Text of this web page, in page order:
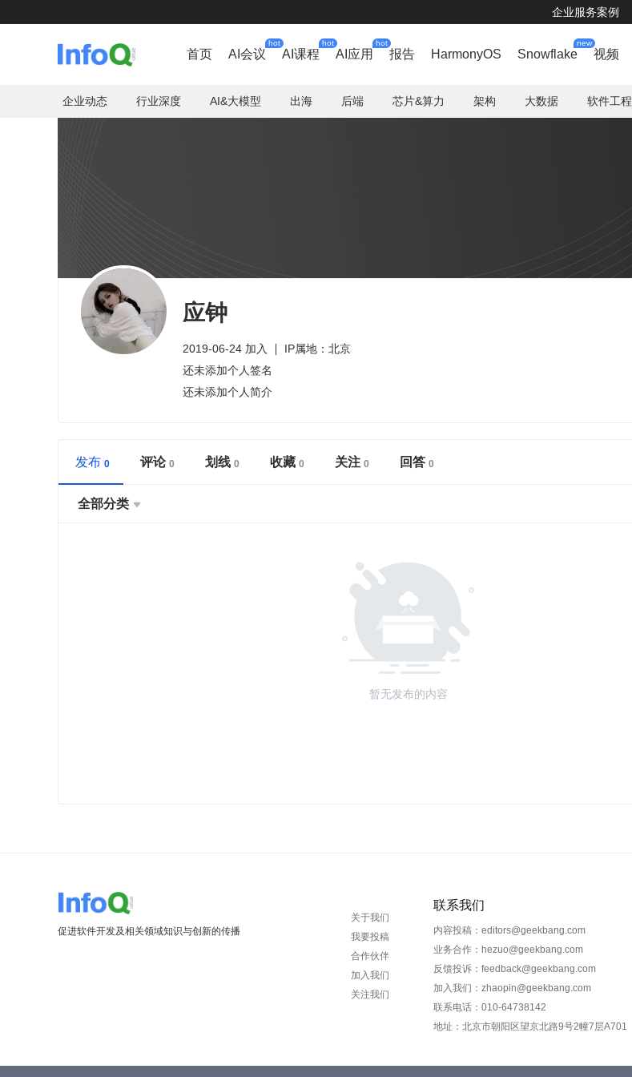
企业服务案例
首页 AI会议
hot
AI课程
hot
AI应用
hot
报告 HarmonyOS Snowflake
new
视频
企业动态 行业深度 AI&大模型 出海 后端 芯片&算力 架构 大数据 软件工程
应钟
2019-06-24 加入
IP属地：北京
还未添加个人签名
还未添加个人简介
发布 评论 划线 收藏 关注 回答
全部分类 
暂无发布的内容
促进软件开发及相关领域知识与创新的传播
关于我们
我要投稿
合作伙伴
加入我们
关注我们
联系我们
内容投稿：editors@geekbang.com
业务合作：hezuo@geekbang.com
反馈投诉：feedback@geekbang.com
加入我们：zhaopin@geekbang.com
联系电话：010-64738142
地址：北京市朝阳区望京北路9号2幢7层A701